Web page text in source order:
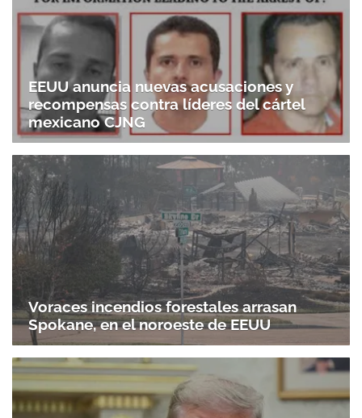
EEUU anuncia nuevas acusaciones y
recompensas contra líderes del cártel
mexicano CJNG
Voraces incendios forestales arrasan
Spokane, en el noroeste de EEUU